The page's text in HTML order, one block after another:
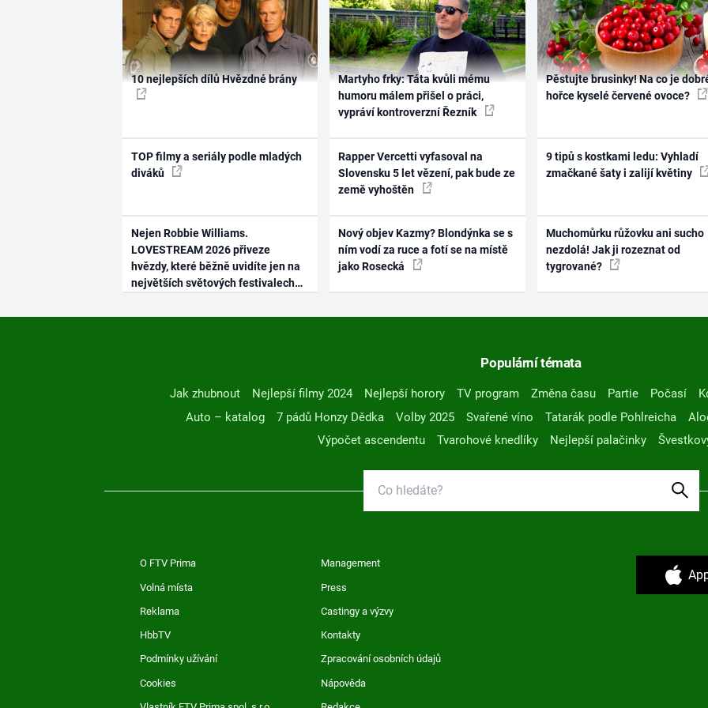
10 nejlepších dílů Hvězdné brány
TOP filmy a seriály podle mladých
diváků
Nejen Robbie Williams.
LOVESTREAM 2026 přiveze
hvězdy, které běžně uvidíte jen na
největších světových festivalech
Martyho frky: Táta kvůli mému
humoru málem přišel o práci,
vypráví kontroverzní Řezník
Rapper Vercetti vyfasoval na
Slovensku 5 let vězení, pak bude ze
země vyhoštěn
Nový objev Kazmy? Blondýnka se s
ním vodí za ruce a fotí se na místě
jako Rosecká
Pěstujte brusinky! Na co je
hořce kyselé červené ovoce?
9 tipů s kostkami ledu: Vyhladí
zmačkané šaty i zalijí květiny
Muchomůrku růžovku ani sucho
nezdolá! Jak ji rozeznat od
tygrované?
Populární témata
Jak zhubnout Nejlepší filmy 2024 Nejlepší horory TV program Změna času Partie Počasí
Auto – katalog
7 pádů Honzy Dědka Volby 2025 Svařené víno Tatarák podle Pohlreicha
Výpočet ascendentu
Tvarohové knedlíky Nejlepší palačinky
O FTV Prima Management
Volná místa Press
Reklama Castingy a výzvy
HbbTV Kontakty
Podmínky užívání Zpracování osobních údajů
Cookies Nápověda